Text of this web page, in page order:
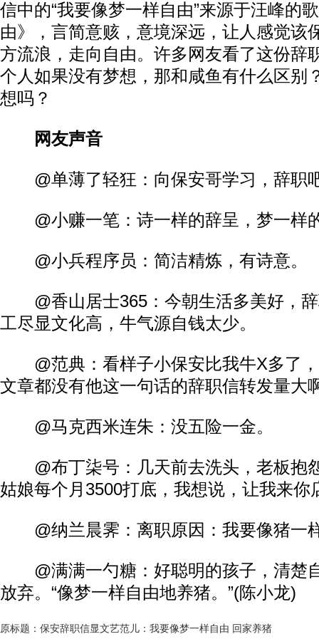
信中的“我要像梦一样自由”来源于汪峰的
由》，言简意赅，意境深远，让人感觉该
方流浪，走向自由。许多网友看了这份辞
个人如果没有梦想，那和咸鱼有什么区别
想吗？
网友声音
@单薄了轻狂：向保安哥学习，辞职
@小赚一笔：诗一样的辞呈，梦一样
@小兵程序员：简洁精炼，有诗意。
@香山居士365：今朝生活多美好，辞
工尽显文化高，牛气源自钱太少。
@范典：看样子小保安比我牛X多了，
文章都没有他这一句话的辞职信转发量大
@马克西米连朱：没五险一金。
@布丁柒号：几天前去洗头，老板抱
姑娘每个月3500打底，我想说，让我来你
@纳兰晨霁：离职原因：我要像猪一
@满满一勺糖：好聪明的孩子，清楚
放弃。“像梦一样自由地养猪。”(陈小龙)
原标题：保安辞职信显文艺范儿：我要像梦一样自由 回家养猪